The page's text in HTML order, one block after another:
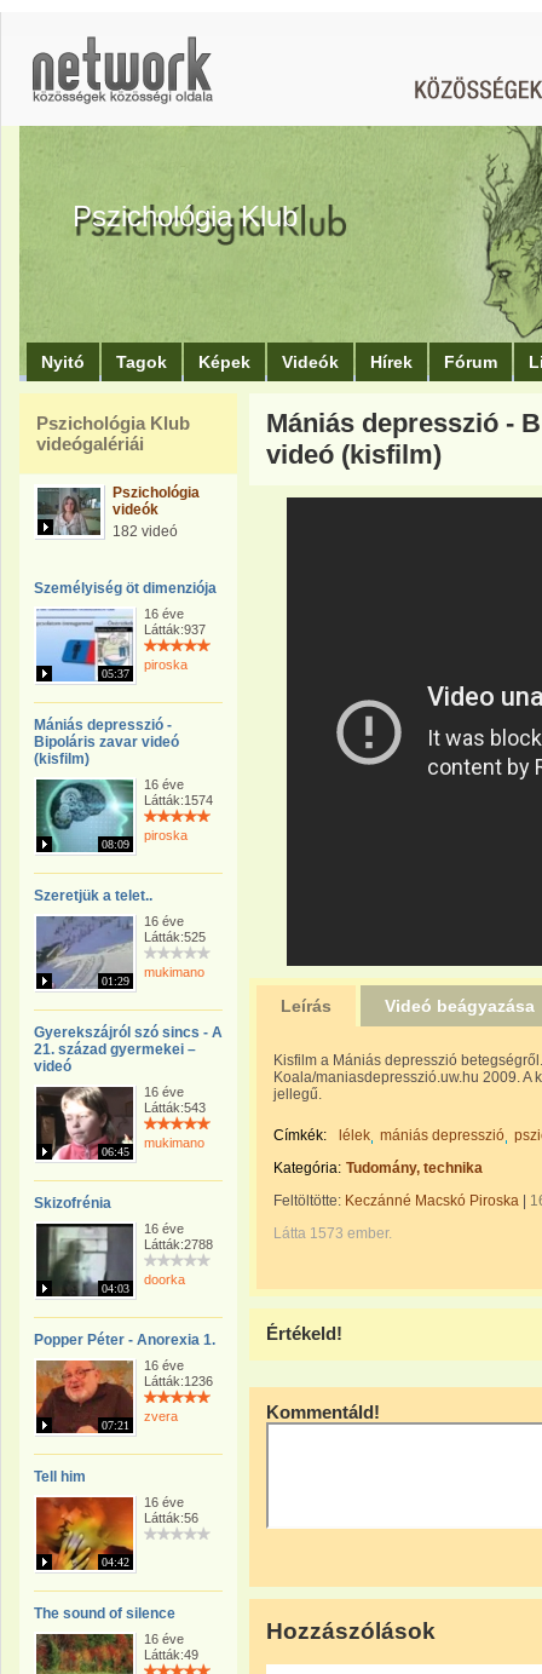
Pszichológia Klub
Nyitó Tagok Képek Videók Hírek Fórum
Pszichológia Klub
videógalériái
Pszichológia
videók
182 videó
Személyiség öt dimenziója
05:37
16 éve
Látták:937
piroska
Mániás depresszió -
Bipoláris zavar videó
(kisfilm)
08:09
16 éve
Látták:1574
piroska
Szeretjük a telet..
01:29
16 éve
Látták:525
mukimano
Gyerekszájról szó sincs - A
21. század gyermekei –
videó
06:45
16 éve
Látták:543
mukimano
Skizofrénia
04:03
16 éve
Látták:2788
doorka
Popper Péter - Anorexia 1.
07:21
16 éve
Látták:1236
zvera
Tell him
04:42
16 éve
Látták:56
The sound of silence
16 éve
Látták:49
Mániás depresszió -
videó (kisfilm)
Leírás Videó beágyazása
Kisfilm a Mániás depresszió
Koala/maniasdepresszió.uw.hu 2009. A
jellegű.
Címkék: lélek mániás depresszió
Kategória: Tudomány, technika
Feltöltötte: Keczánné Macskó Piroska
Látta 1573 ember.
Értékeld!
Kommentáld!
Hozzászólások